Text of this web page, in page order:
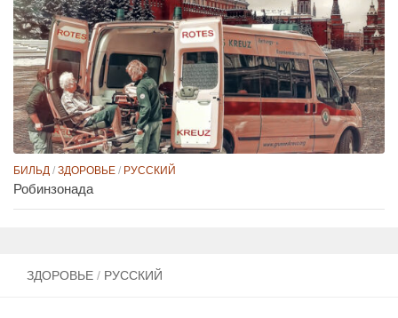
ЗДОРОВЬЕ / РУССКИЙ
БИЛЬД / ЗДОРОВЬЕ / РУССКИЙ
Робинзонада